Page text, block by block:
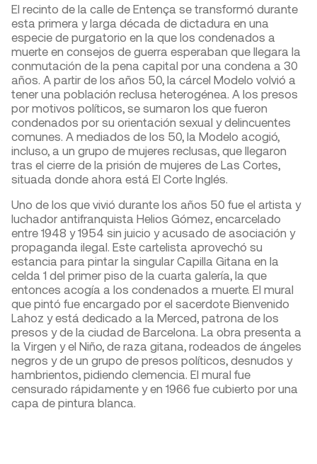
El recinto de la calle de Entença se transformó durante
esta primera y larga década de dictadura en una
especie de purgatorio en la que los condenados a
muerte en consejos de guerra esperaban que llegara la
conmutación de la pena capital por una condena a 30
años. A partir de los años 50, la cárcel Modelo volvió a
tener una población reclusa heterogénea. A los presos
por motivos políticos, se sumaron los que fueron
condenados por su orientación sexual y delincuentes
comunes. A mediados de los 50, la Modelo acogió,
incluso, a un grupo de mujeres reclusas, que llegaron
tras el cierre de la prisión de mujeres de Las Cortes,
situada donde ahora está El Corte Inglés.
Uno de los que vivió durante los años 50 fue el artista y
luchador antifranquista Helios Gómez, encarcelado
entre 1948 y 1954 sin juicio y acusado de asociación y
propaganda ilegal. Este cartelista aprovechó su
estancia para pintar la singular Capilla Gitana en la
celda 1 del primer piso de la cuarta galería, la que
entonces acogía a los condenados a muerte. El mural
que pintó fue encargado por el sacerdote Bienvenido
Lahoz y está dedicado a la Merced, patrona de los
presos y de la ciudad de Barcelona. La obra presenta a
la Virgen y el Niño, de raza gitana, rodeados de ángeles
negros y de un grupo de presos políticos, desnudos y
hambrientos, pidiendo clemencia. El mural fue
censurado rápidamente y en 1966 fue cubierto por una
capa de pintura blanca.